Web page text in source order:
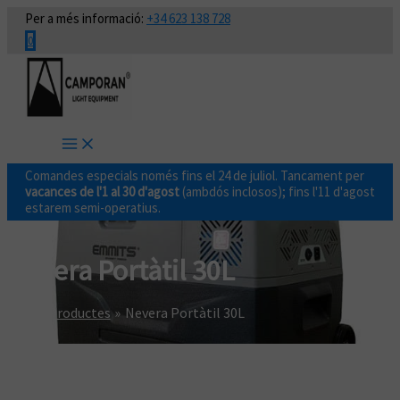
contingut
Per a més informació: +34 623 138 728
0
Comandes especials només fins el 24 de juliol. Tancament per
vacances de l'1 al 30 d'agost (ambdós inclosos); fins l'11 d'agost
estarem semi-operatius.
Nevera Portàtil 30L
Productes Nevera Portàtil 30L